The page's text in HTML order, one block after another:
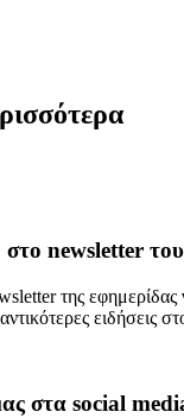
newsletter
της εφημερίδας
ειδήσεις
στα social